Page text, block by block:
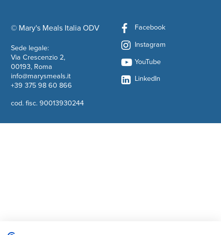
© Mary's Meals Italia ODVcompany information
Sede legale:
Via Crescenzio 2,
00193, Roma
info@marysmeals.it
+39 375 98 60 866
cod. fisc. 90013930244
Facebook
Instagram
YouTube
LinkedIn